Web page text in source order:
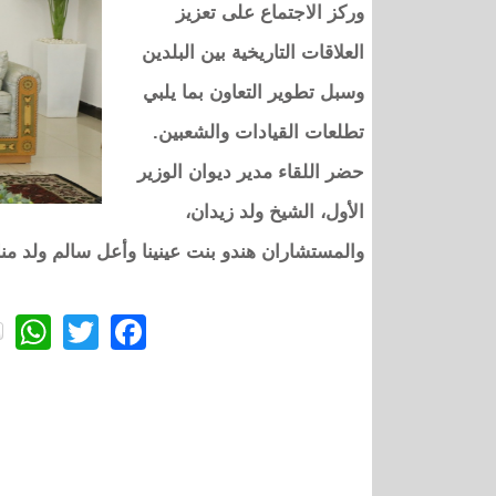
وركز الاجتماع على تعزيز
العلاقات التاريخية بين البلدين
وسبل تطوير التعاون بما يلبي
تطلعات القيادات والشعبين.
حضر اللقاء مدير ديوان الوزير
الأول، الشيخ ولد زيدان،
والمستشاران هندو بنت عينينا وأعل سالم ولد